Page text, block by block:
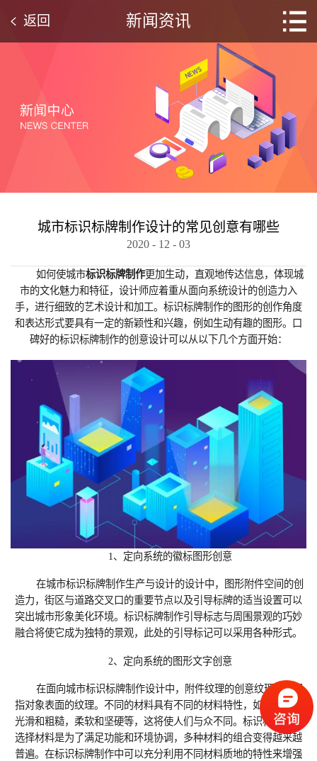
新闻资讯
返回
城市标识标牌制作设计的常见创意有哪些
2020 - 12 - 03
如何使城市标识标牌制作更加生动，直观地传达信息，体现城
市的文化魅力和特征，设计师应着重从面向系统设计的创造力入
手，进行细致的艺术设计和加工。标识标牌制作的图形的创作角度
和表达形式要具有一定的新颖性和兴趣，例如生动有趣的图形。口
碑好的标识标牌制作的创意设计可以从以下几个方面开始：
1、定向系统的徽标图形创意
在城市标识标牌制作生产与设计的设计中，图形附件空间的创
造力，街区与道路交叉口的重要节点以及引导标牌的适当设置可以
突出城市形象美化环境。标识标牌制作引导标志与周围景观的巧妙
融合将使它成为独特的景观，此处的引导标记可以采用各种形式。
2、定向系统的图形文字创意
在面向城市标识标牌制作设计中，附件纹理的创意纹理通常是
指对象表面的纹理。不同的材料具有不同的材料特性，如干，湿，
光滑和粗糙，柔软和坚硬等，这将使人们与众不同。标识标牌制作
选择材料是为了满足功能和环境协调，多种材料的组合变得越来越
普遍。在标识标牌制作中可以充分利用不同材料质地的特性来增强